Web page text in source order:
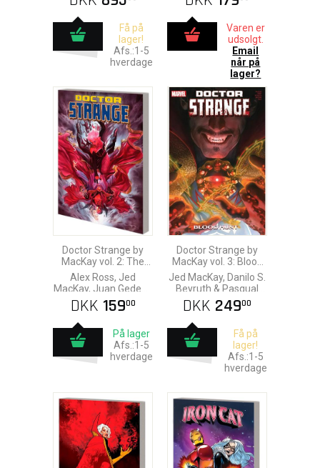
Få på
lager!
Afs.:1-5
hverdage
Varen er
udsolgt.
Email
når på
lager?
Doctor Strange by
MacKay vol. 2: The
War-Hound of
Vishanti
Alex Ross, Jed
MacKay, Juan Gedeon
& Pasqual Ferry
DKK 15900
På lager
Afs.:1-5
hverdage
Doctor Strange by
MacKay vol. 3: Blood
Hunt
Jed MacKay, Danilo S.
Beyruth & Pasqual
Ferry
DKK 24900
Få på
lager!
Afs.:1-5
hverdage